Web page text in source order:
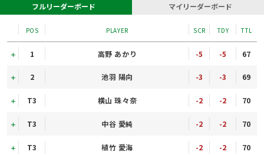
フルリーダーボード マイリーダーボード
POS PLAYER SCR TDY TTL
1 高野 あかり -5 -5 67
2 池羽 陽向 -3 -3 69
T3 横山 珠々奈 -2 -2 70
T3 中谷 愛純 -2 -2 70
T3 植竹 愛海 -2 -2 70